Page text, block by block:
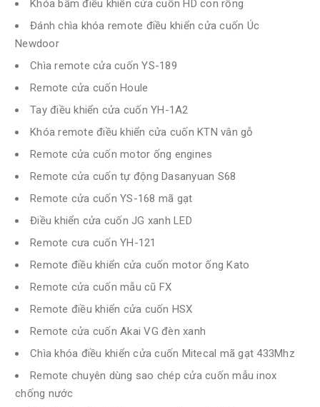
Khóa bấm điều khiển cửa cuốn HD con rồng
Đánh chìa khóa remote điều khiển cửa cuốn Úc
Newdoor
Chìa remote cửa cuốn YS-189
Remote cửa cuốn Houle
Tay điều khiển cửa cuốn YH-1A2
Khóa remote điều khiển cửa cuốn KTN vân gỗ
Remote cửa cuốn motor ống engines
Remote cửa cuốn tự động Dasanyuan S68
Remote cửa cuốn YS-168 mã gạt
Điều khiển cửa cuốn JG xanh LED
Remote cưa cuốn YH-121
Remote điều khiển cửa cuốn motor ống Kato
Remote cửa cuốn mẫu cũ FX
Remote điều khiển cửa cuốn HSX
Remote cửa cuốn Akai VG đèn xanh
Chìa khóa điều khiển cửa cuốn Mitecal mã gạt 433Mhz
Remote chuyên dùng sao chép cửa cuốn mẫu inox
chống nước